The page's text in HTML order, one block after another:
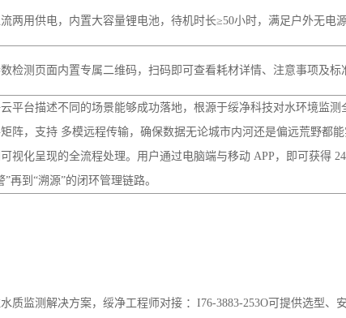
质监测解决方案，绥净工程师对接 ：I76-3883-253O可提供选型、